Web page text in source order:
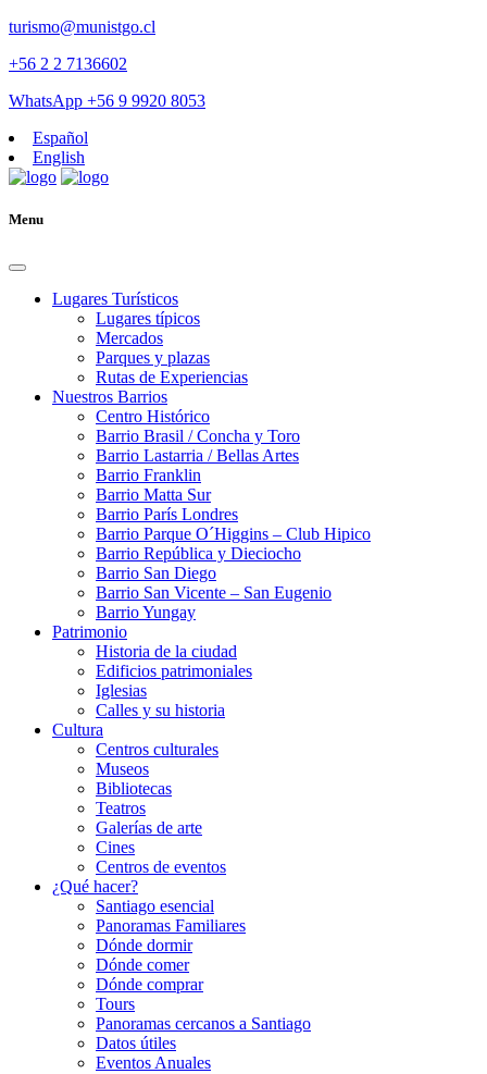
turismo@munistgo.cl
+56 2 2 7136602
WhatsApp +56 9 9920 8053
Español
English
Menu
Lugares Turísticos
Lugares tí­picos
Mercados
Parques y plazas
Rutas de Experiencias
Nuestros Barrios
Centro Histórico
Barrio Brasil / Concha y Toro
Barrio Lastarria / Bellas Artes
Barrio Franklin
Barrio Matta Sur
Barrio Parí­s Londres
Barrio Parque O´Higgins – Club Hipico
Barrio República y Dieciocho
Barrio San Diego
Barrio San Vicente – San Eugenio
Barrio Yungay
Patrimonio
Historia de la ciudad
Edificios patrimoniales
Iglesias
Calles y su historia
Cultura
Centros culturales
Museos
Bibliotecas
Teatros
Galerí­as de arte
Cines
Centros de eventos
¿Qué hacer?
Santiago esencial
Panoramas Familiares
Dónde dormir
Dónde comer
Dónde comprar
Tours
Panoramas cercanos a Santiago
Datos útiles
Eventos Anuales